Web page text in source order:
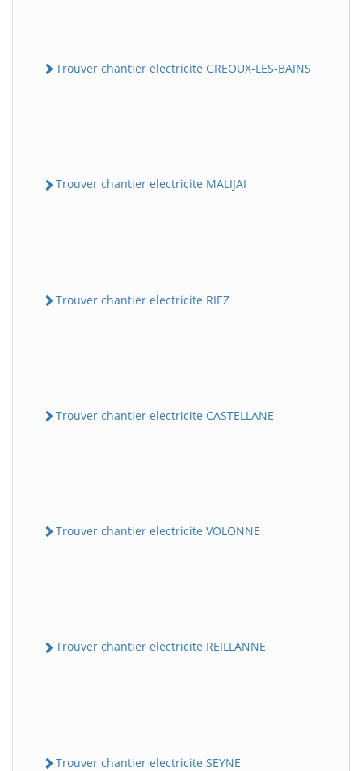
Trouver chantier electricite GREOUX-LES-BAINS
Trouver chantier electricite MALIJAI
Trouver chantier electricite RIEZ
Trouver chantier electricite CASTELLANE
Trouver chantier electricite VOLONNE
Trouver chantier electricite REILLANNE
Trouver chantier electricite SEYNE